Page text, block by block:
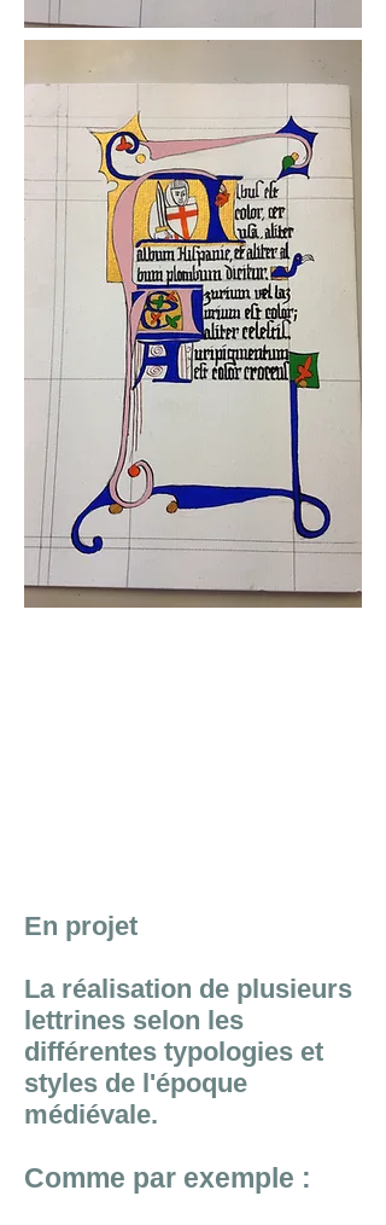
En projet
La réalisation de plusieurs
lettrines selon les
différentes typologies et
styles de l'époque
médiévale.​
Comme par exemple :